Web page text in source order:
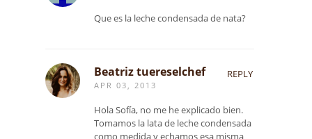
Que es la leche condensada de nata?
Beatriz tuereselchef
APR 03, 2013
REPLY
Hola Sofía, no me he explicado bien.
Tomamos la lata de leche condensada
como medida y echamos esa misma